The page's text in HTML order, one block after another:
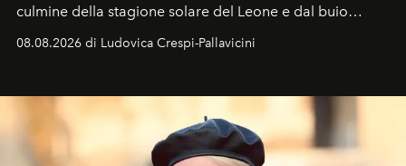
culmine della stagione solare del Leone e dal buio
ideale per la notte delle Perseidi.
08.08.2026 di Ludovica Crespi-Pallavicini